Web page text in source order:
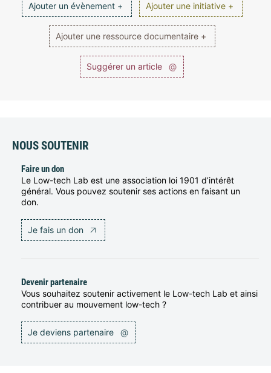
Ajouter un évènement + Ajouter une initiative +
Ajouter une ressource documentaire +
Suggérer un article @
NOUS SOUTENIR
Faire un don
Le Low-tech Lab est une association loi 1901 d’intérêt
général. Vous pouvez soutenir ses actions en faisant un
don.
Je fais un don
Devenir partenaire
Vous souhaitez soutenir activement le Low-tech Lab et ainsi
contribuer au mouvement low-tech ?
Je deviens partenaire @